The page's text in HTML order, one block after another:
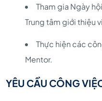
Tham gia Ngày
Trung tâm giới thiệu
Thực hiện các
Mentor.
YÊU CẦU CÔNG